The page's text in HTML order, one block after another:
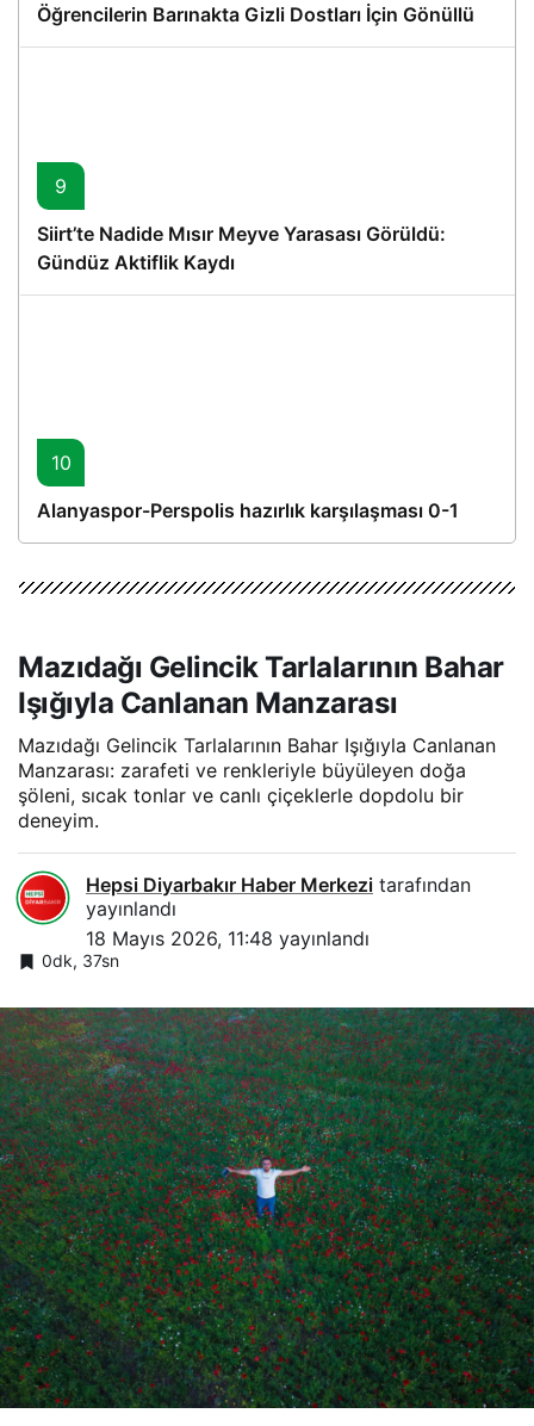
Öğrencilerin Barınakta Gizli Dostları İçin Gönüllü
Proje
9
Siirt’te Nadide Mısır Meyve Yarasası Görüldü:
Gündüz Aktiflik Kaydı
10
Alanyaspor-Perspolis hazırlık karşılaşması 0-1
Mazıdağı Gelincik Tarlalarının Bahar
Işığıyla Canlanan Manzarası
Mazıdağı Gelincik Tarlalarının Bahar Işığıyla Canlanan
Manzarası: zarafeti ve renkleriyle büyüleyen doğa
şöleni, sıcak tonlar ve canlı çiçeklerle dopdolu bir
deneyim.
Hepsi Diyarbakır Haber Merkezi tarafından
yayınlandı
18 Mayıs 2026, 11:48 yayınlandı
0dk, 37sn